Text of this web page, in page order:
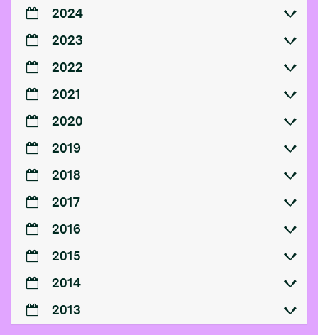
2024
2023
2022
2021
2020
2019
2018
2017
2016
2015
2014
2013